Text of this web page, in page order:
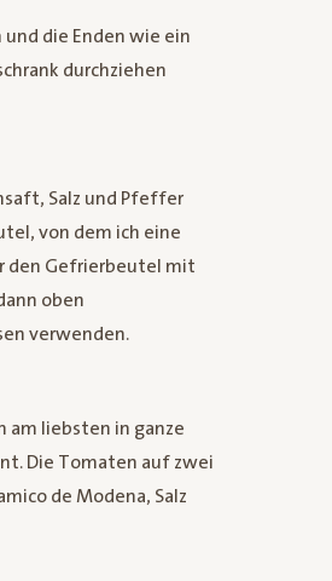
die Enden wie ein
durchziehen
Salz und Pfeffer
von dem ich eine
den Gefrierbeutel mit
oben
verwenden.
am liebsten in ganze
Die Tomaten auf zwei
de Modena, Salz